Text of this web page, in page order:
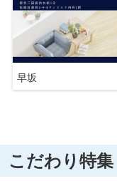
早坂
こだわり特集